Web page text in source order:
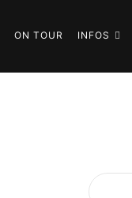
ON TOUR INFOS
SUCHEN